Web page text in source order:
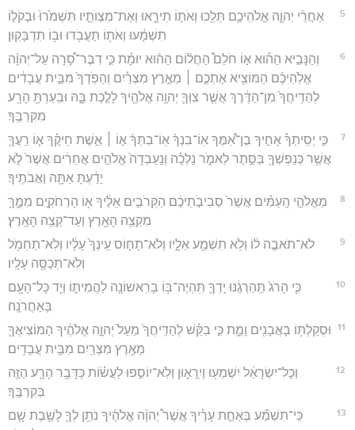
5
אַחֲרֵ֨י יְהוָ֧ה אֱלֹהֵיכֶ֛ם תֵּלֵ֖כוּ וְאֹת֣וֹ תִירָ֑אוּ וְאֶת־מִצְוֺתָ֤יו תִּשְׁמֹ֙רוּ֙ וּבְקֹל֣וֹ
תִשְׁמָ֔עוּ וְאֹת֥וֹ תַעֲבֹ֖דוּ וּב֥וֹ תִדְבָּקֽוּן׃
6
וְהַנָּבִ֣יא הַה֡וּא א֣וֹ חֹלֵם֩ הַחֲל֨וֹם הַה֜וּא יוּמָ֗ת כִּ֣י דִבֶּר־סָ֠רָה עַל־יְהוָ֨ה
אֱלֹֽהֵיכֶ֜ם הַמּוֹצִ֥יא אֶתְכֶ֣ם ׀ מֵאֶ֣רֶץ מִצְרַ֗יִם וְהַפֹּֽדְךָ֙ מִבֵּ֣ית עֲבָדִ֔ים
לְהַדִּֽיחֲךָ֙ מִן־הַדֶּ֔רֶךְ אֲשֶׁ֧ר צִוְּךָ֛ יְהוָ֥ה אֱלֹהֶ֖יךָ לָלֶ֣כֶת בָּ֑הּ וּבִֽעַרְתָּ֥ הָרָ֖ע
מִקִּרְבֶּֽךָ׃
7
כִּ֣י יְסִֽיתְךָ֡ אָחִ֣יךָ בֶן־אִ֠מֶּךָ אֽוֹ־בִנְךָ֨ אֽוֹ־בִתְּךָ֜ א֣וֹ ׀ אֵ֣שֶׁת חֵיקֶ֗ךָ א֧וֹ רֵֽעֲךָ֛
אֲשֶׁ֥ר כְּנַפְשְׁךָ֖ בַּסֵּ֣תֶר לֵאמֹ֑ר נֵֽלְכָ֗ה וְנַֽעַבְדָה֙ אֱלֹהִ֣ים אֲחֵרִ֔ים אֲשֶׁר֙ לֹ֣א
יָדַ֔עְתָּ אַתָּ֖ה וַאֲבֹתֶֽיךָ׃
8
מֵאֱלֹהֵ֣י הָֽעַמִּ֗ים אֲשֶׁר֙ סְבִיבֹ֣תֵיכֶ֔ם הַקְּרֹבִ֣ים אֵלֶ֔יךָ א֖וֹ הָרְחֹקִ֣ים מִמֶּ֑ךָּ
מִקְצֵ֥ה הָאָ֖רֶץ וְעַד־קְצֵ֥ה הָאָֽרֶץ׃
9
לֹא־תֹאבֶ֣ה ל֔וֹ וְלֹ֥א תִשְׁמַ֖ע אֵלָ֑יו וְלֹא־תָח֤וֹס עֵֽינְךָ֙ עָלָ֔יו וְלֹֽא־תַחְמֹ֥ל
וְלֹֽא־תְכַסֶּ֖ה עָלָֽיו׃
10
כִּ֤י הָרֹג֙ תַּֽהַרְגֶ֔נּוּ יָֽדְךָ֛ תִּֽהְיֶה־בּ֥וֹ בָרִֽאשׁוֹנָ֖ה לַהֲמִית֑וֹ וְיַ֥ד כָּל־הָעָ֖ם
בָּאַחֲרֹנָֽה׃
11
וּסְקַלְתּ֥וֹ בָאֲבָנִ֖ים וָמֵ֑ת כִּ֣י בִקֵּ֗שׁ לְהַדִּֽיחֲךָ֙ מֵעַל֙ יְהוָ֣ה אֱלֹהֶ֔יךָ הַמּוֹצִיאֲךָ֛
מֵאֶ֥רֶץ מִצְרַ֖יִם מִבֵּ֥ית עֲבָדִֽים׃
12
וְכָל־יִשְׂרָאֵ֔ל יִשְׁמְע֖וּ וְיִֽרָא֑וּן וְלֹֽא־יוֹסִ֣פוּ לַעֲשׂ֗וֹת כַּדָּבָ֥ר הָרָ֛ע הַזֶּ֖ה
בְּקִרְבֶּֽךָ׃
13
כִּֽי־תִשְׁמַ֞ע בְּאַחַ֣ת עָרֶ֗יךָ אֲשֶׁר֩ יְהוָ֨ה אֱלֹהֶ֜יךָ נֹתֵ֥ן לְךָ֛ לָשֶׁ֥בֶת שָׁ֖ם